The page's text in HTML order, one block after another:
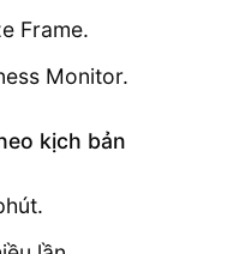
Frame.
Monitor.
kịch bản